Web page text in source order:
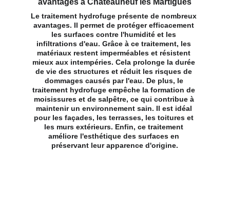
avantages à Chateauneuf les Martigues
Le traitement hydrofuge présente de nombreux
avantages. Il permet de protéger efficacement
les surfaces contre l'humidité et les
infiltrations d'eau. Grâce à ce traitement, les
matériaux restent imperméables et résistent
mieux aux intempéries. Cela prolonge la durée
de vie des structures et réduit les risques de
dommages causés par l'eau. De plus, le
traitement hydrofuge empêche la formation de
moisissures et de salpêtre, ce qui contribue à
maintenir un environnement sain. Il est idéal
pour les façades, les terrasses, les toitures et
les murs extérieurs. Enfin, ce traitement
améliore l'esthétique des surfaces en
préservant leur apparence d'origine.